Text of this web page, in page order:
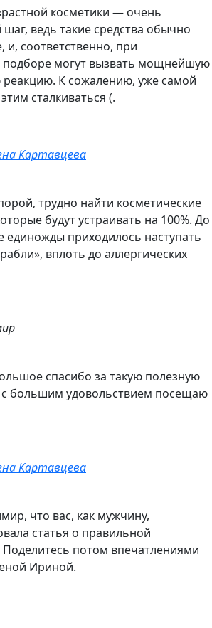
косметики — очень
ведь такие средства обычно
и, соответственно, при
могут вызвать мощнейшую
реакцию. К сожалению, уже самой
сталкиваться (.
Картавцева
трудно найти косметические
будут устраивать на 100%. До
приходилось наступать
вплоть до аллергических
спасибо за такую полезную
с большим удовольствием посещаю
Картавцева
что вас, как мужчину,
статья о правильной
Поделитесь потом впечатлениями
Ириной.